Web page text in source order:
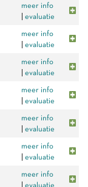
meer info
evaluatie
meer info
evaluatie
meer info
evaluatie
meer info
evaluatie
meer info
evaluatie
meer info
evaluatie
meer info
evaluatie